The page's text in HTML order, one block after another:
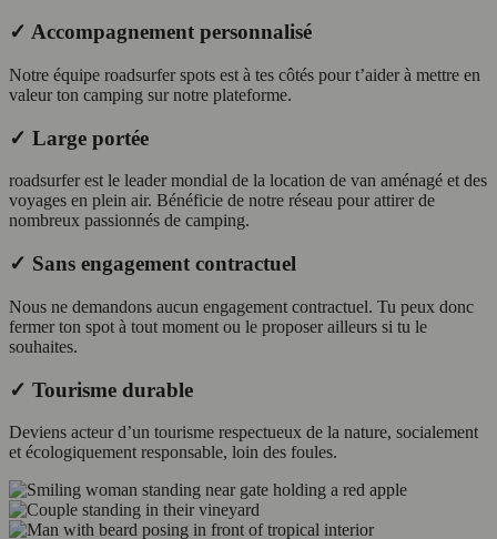
✓ Accompagnement personnalisé
Notre équipe roadsurfer spots est à tes côtés pour t’aider à mettre en
valeur ton camping sur notre plateforme.
✓ Large portée
roadsurfer est le leader mondial de la location de van aménagé et des
voyages en plein air. Bénéficie de notre réseau pour attirer de
nombreux passionnés de camping.
✓ Sans engagement contractuel
Nous ne demandons aucun engagement contractuel. Tu peux donc
fermer ton spot à tout moment ou le proposer ailleurs si tu le
souhaites.
✓ Tourisme durable
Deviens acteur d’un tourisme respectueux de la nature, socialement
et écologiquement responsable, loin des foules.